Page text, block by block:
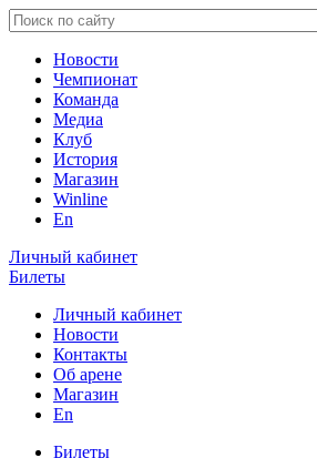
Новости
Чемпионат
Команда
Медиа
Клуб
История
Магазин
Winline
En
Личный кабинет
Билеты
Личный кабинет
Новости
Контакты
Об арене
Магазин
En
Билеты